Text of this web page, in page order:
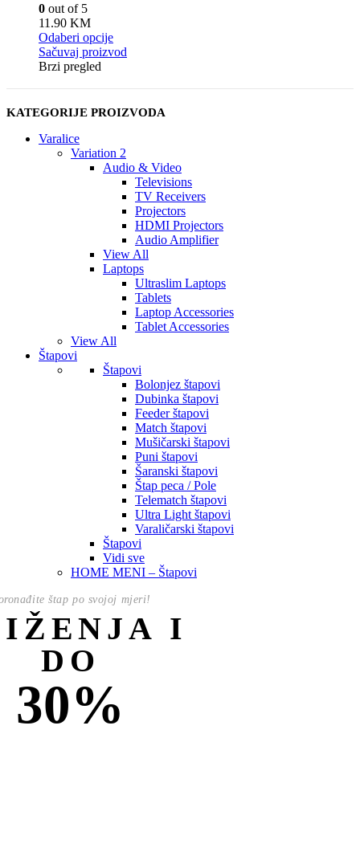
0 out of 5
11.90 KM
Odaberi opcije
Sačuvaj proizvod
Brzi pregled
KATEGORIJE PROIZVODA
Varalice
Variation 2
Audio & Video
Televisions
TV Receivers
Projectors
HDMI Projectors
Audio Amplifier
View All
Laptops
Ultraslim Laptops
Tablets
Laptop Accessories
Tablet Accessories
View All
Štapovi
Štapovi
Bolonjez štapovi
Dubinka štapovi
Feeder štapovi
Match štapovi
Mušičarski štapovi
Puni štapovi
Šaranski štapovi
Štap peca / Pole
Telematch štapovi
Ultra Light štapovi
Varaličarski štapovi
Štapovi
Vidi sve
HOME MENI – Štapovi
štap po svojoj mjeri!
I
DO
30%